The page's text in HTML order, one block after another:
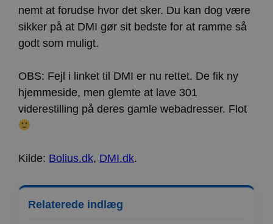
nemt at forudse hvor det sker. Du kan dog være
sikker på at DMI gør sit bedste for at ramme så
godt som muligt.
OBS: Fejl i linket til DMI er nu rettet. De fik ny
hjemmeside, men glemte at lave 301
viderestilling på deres gamle webadresser. Flot
Kilde: Bolius.dk, DMI.dk.
Relaterede indlæg
ct_checkjs
Lokal lagring
ct_timezone
Lokal lagring
apbct_session_id
Sessionslagring
apbct_headless